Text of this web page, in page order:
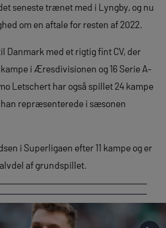
seneste trænet med i Lyngby, og nu
om en aftale for resten af 2022.
Danmark med et rigtig fint CV, der
i Æresdivisionen og 16 Serie A-
Letschert har også spillet 24 kampe
han repræsenterede i sæsonen
i Superligaen efter 11 kampe og er
af grundspillet.